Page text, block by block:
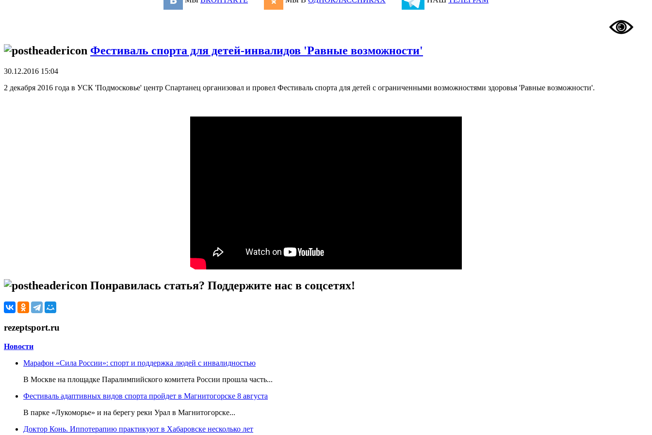
Фестиваль спорта для детей-инвалидов 'Равные возможности'
30.12.2016 15:04
2 декабря 2016 года в УСК 'Подмосковье' центр Спартанец организовал и провел Фестиваль спорта для детей c ограниченными возможностями здоровья 'Равные возможности'.
Понравилась статья? Поддержите нас в соцсетях!
rezeptsport.ru
Новости
Марафон «Сила России»: спорт и поддержка людей с инвалидностью
В Москве на площадке Паралимпийского комитета России прошла часть...
Фестиваль адаптивных видов спорта пройдет в Магнитогорске 8 августа
В парке «Лукоморье» и на берегу реки Урал в Магнитогорске...
Доктор Конь. Иппотерапию практикуют в Хабаровске несколько лет